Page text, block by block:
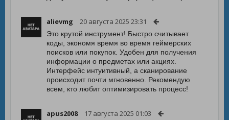
alievmg 20 августа 2025 23:31
Это крутой инструмент! Быстро считывает
коды, экономя время во время геймерских
поисков или покупок. Удобен для получения
информации о предметах или акциях.
Интерфейс интуитивный, а сканирование
происходит почти мгновенно. Рекомендую
всем, кто любит оптимизировать процесс!
apus2008 17 августа 2025 01:03